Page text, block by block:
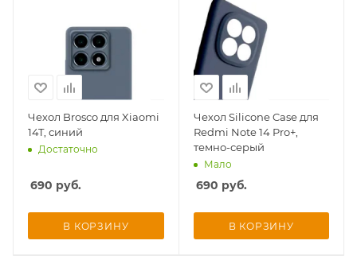
Чехол Brosco для Xiaomi
14T, синий
Достаточно
690 руб.
В КОРЗИНУ
Чехол Silicone Case для
Redmi Note 14 Pro+,
темно-серый
Мало
690 руб.
В КОРЗИНУ